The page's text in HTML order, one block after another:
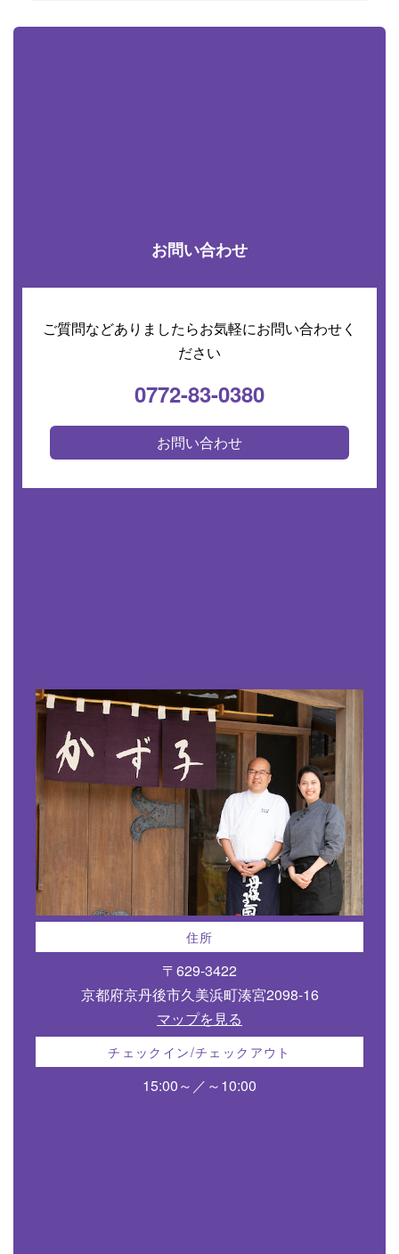
お問い合わせ
ご質問などありましたらお気軽にお問い合わせく
ださい
0772-83-0380
お問い合わせ
住所
〒629-3422
京都府京丹後市久美浜町湊宮2098-16
マップを見る
チェックイン/チェックアウト
15:00～／～10:00